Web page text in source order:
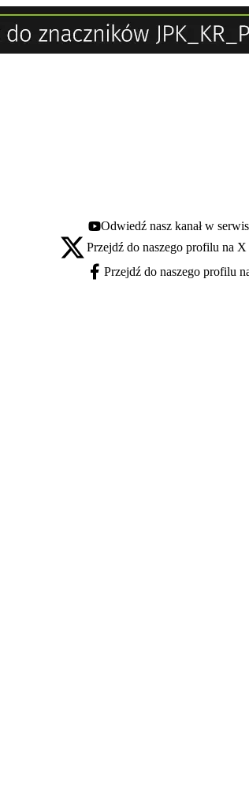
Youtube - otwiera się w nowej karcie
Odwiedź nasz kanał w
X - otwiera się w nowej karcie
Przejdź do naszego profilu na
Facebook - otwiera się w nowej karcie
Przejdź do naszego profilu